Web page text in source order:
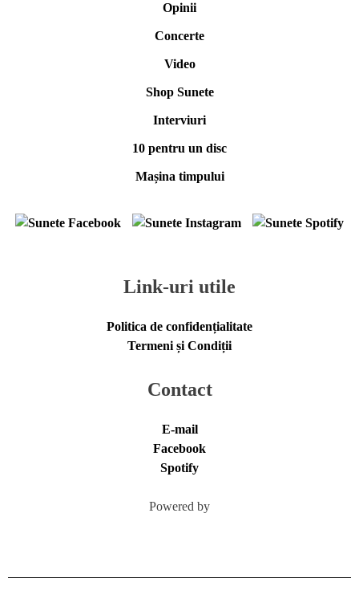
Opinii
Concerte
Video
Shop Sunete
Interviuri
10 pentru un disc
Mașina timpului
Link-uri utile
Politica de confidențialitate
Termeni și Condiții
Contact
E-mail
Facebook
Spotify
Powered by